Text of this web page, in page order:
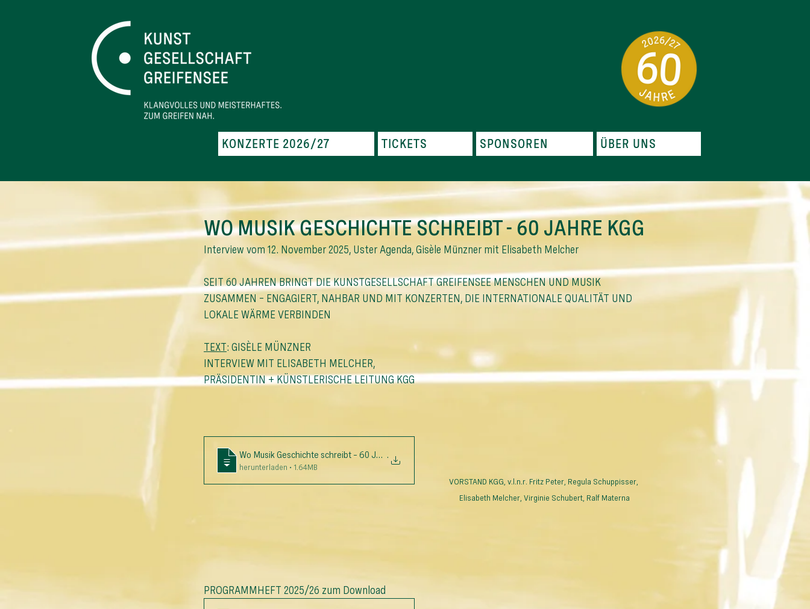
KONZERTE 2026/27 TICKETS SPONSOREN ÜBER UNS
WO MUSIK GESCHICHTE SCHREIBT - 60 JAHRE KGG
Interview vom 12. November 2025, Uster Agenda, Gisèle Münzner mit Elisabeth Melcher
SEIT 60 JAHREN BRINGT DIE KUNSTGESELLSCHAFT GREIFENSEE MENSCHEN UND MUSIK
ZUSAMMEN – ENGAGIERT, NAHBAR UND MIT KONZERTEN, DIE INTERNATIONALE QUALITÄT UND
LOKALE WÄRME VERBINDEN
VORSTAND KGG, v.l.n.r. Fritz Peter, Regula Schuppisser,
Elisabeth Melcher, Virginie Schubert, Ralf Materna
TEXT: GISÈLE MÜNZNER
INTERVIEW MIT ELISABETH MELCHER,
PRÄSIDENTIN + KÜNSTLERISCHE LEITUNG KGG
Wo Musik Geschichte schreibt – 60 Jahre Kunstgesellschaft Greifensee - Uster Agenda 202511
.
herunterladen • 1.64MB
PROGRAMMHEFT 2025/26 zum Download